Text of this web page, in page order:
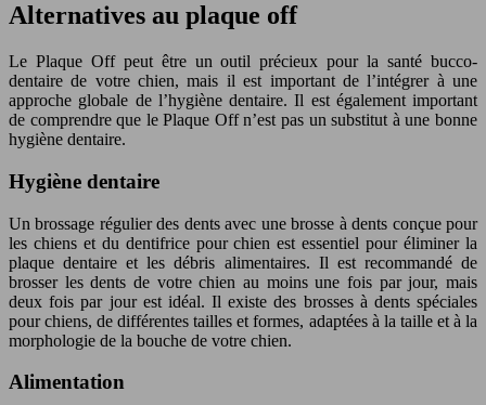
Alternatives au plaque off
Le Plaque Off peut être un outil précieux pour la santé bucco-
dentaire de votre chien, mais il est important de l’intégrer à une
approche globale de l’hygiène dentaire. Il est également important
de comprendre que le Plaque Off n’est pas un substitut à une bonne
hygiène dentaire.
Hygiène dentaire
Un brossage régulier des dents avec une brosse à dents conçue pour
les chiens et du dentifrice pour chien est essentiel pour éliminer la
plaque dentaire et les débris alimentaires. Il est recommandé de
brosser les dents de votre chien au moins une fois par jour, mais
deux fois par jour est idéal. Il existe des brosses à dents spéciales
pour chiens, de différentes tailles et formes, adaptées à la taille et à la
morphologie de la bouche de votre chien.
Alimentation